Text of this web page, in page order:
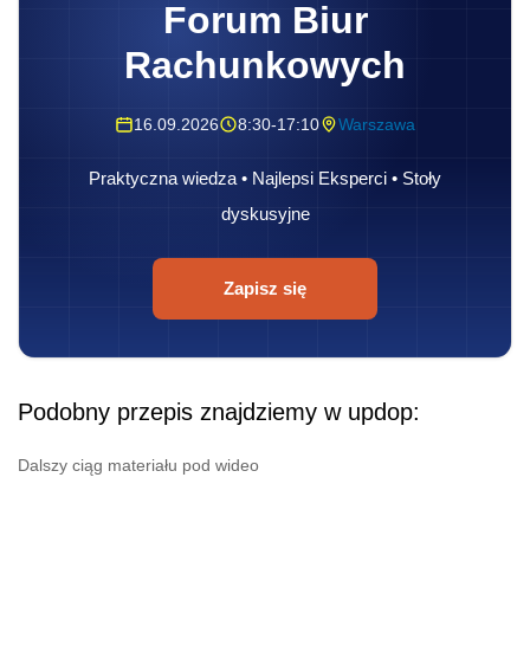
Forum Biur
Rachunkowych
16.09.2026 8:30-17:10 Warszawa
Praktyczna wiedza • Najlepsi Eksperci • Stoły
dyskusyjne
Zapisz się
Podobny przepis znajdziemy w updop:
Dalszy ciąg materiału pod wideo